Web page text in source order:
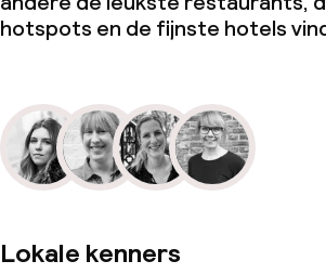
hotspots en de fijnste hotels
Lokale kenners